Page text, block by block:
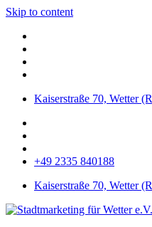
Skip to content
Kaiserstraße 70, Wetter
+49 2335 840188
Kaiserstraße 70, Wetter